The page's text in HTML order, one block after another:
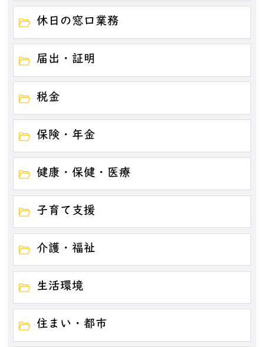
休日の窓口業務
届出・証明
税金
保険・年金
健康・保健・医療
子育て支援
介護・福祉
生活環境
住まい・都市